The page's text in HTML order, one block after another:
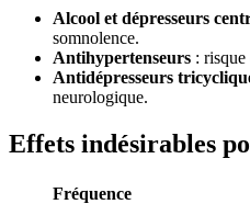
Alcool et dépresseurs
somnolence.
Antihypertenseurs : risque
Antidépresseurs
neurologique.
Effets indésirables
Fréquence